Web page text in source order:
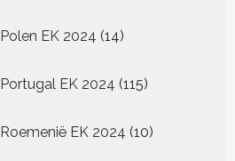
Polen EK 2024 1414
Portugal EK 2024 115115
Roemenië EK 2024 1010